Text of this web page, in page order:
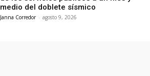
medio del doblete sísmico
Janna Corredor - agosto 9, 2026